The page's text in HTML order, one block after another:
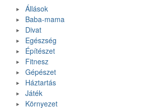
Állások
Baba-mama
Divat
Egészség
Építészet
Fitnesz
Gépészet
Háztartás
Játék
Környezet